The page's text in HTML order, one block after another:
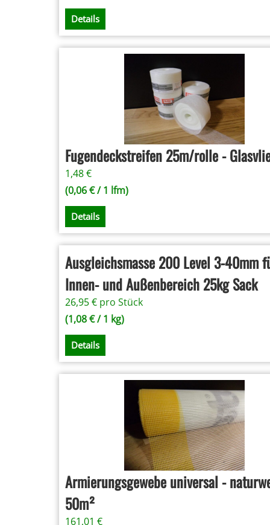
Details
Fugendeckstreifen 25m/rolle -
1,48€
(0,06€/ 1 lfm)
Details
Ausgleichsmasse 200 Level 3-40mm
Innen- und Außenbereich 25kg Sack
26,95€ pro Stück
(1,08€/ 1 kg)
Details
Armierungsgewebe universal -
50m²
161,01 €